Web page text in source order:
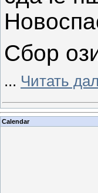
Сбор
... Читать
Calendar